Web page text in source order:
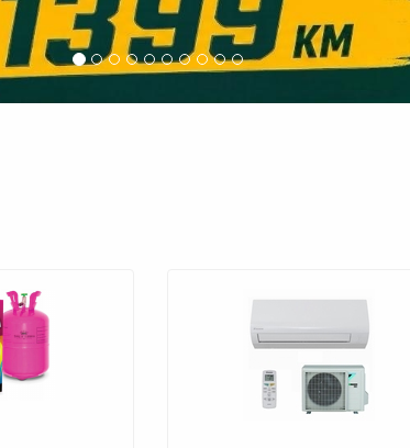
Daikin Sensira FTXF50D /
Daikin Sensira unutarnja + vanjska
jedinica R32